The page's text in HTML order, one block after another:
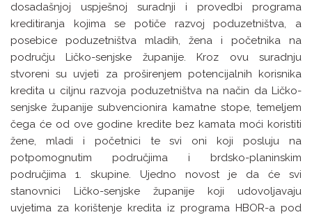
dosadašnjoj uspješnoj suradnji i provedbi programa
kreditiranja kojima se potiče razvoj poduzetništva, a
posebice poduzetništva mladih, žena i početnika na
području Ličko-senjske županije. Kroz ovu suradnju
stvoreni su uvjeti za proširenjem potencijalnih korisnika
kredita u ciljnu razvoja poduzetništva na način da Ličko-
senjske županije subvencionira kamatne stope, temeljem
čega će od ove godine kredite bez kamata moći koristiti
žene, mladi i početnici te svi oni koji posluju na
potpomognutim područjima i brdsko-planinskim
područjima 1. skupine. Ujedno novost je da će svi
stanovnici Ličko-senjske županije koji udovoljavaju
uvjetima za korištenje kredita iz programa HBOR-a pod